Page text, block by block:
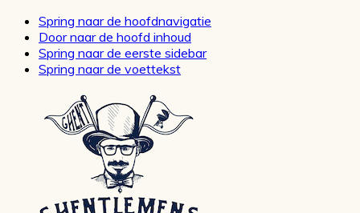
Spring naar de hoofdnavigatie
Door naar de hoofd inhoud
Spring naar de eerste sidebar
Spring naar de voettekst